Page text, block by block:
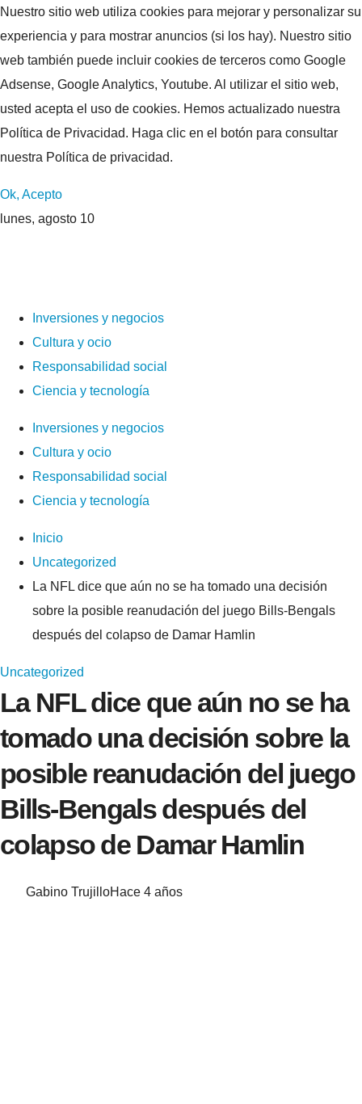
Nuestro sitio web utiliza cookies para mejorar y personalizar su
experiencia y para mostrar anuncios (si los hay). Nuestro sitio
web también puede incluir cookies de terceros como Google
Adsense, Google Analytics, Youtube. Al utilizar el sitio web,
usted acepta el uso de cookies. Hemos actualizado nuestra
Política de Privacidad. Haga clic en el botón para consultar
nuestra Política de privacidad.
Ok, Acepto
lunes, agosto 10
Inversiones y negocios
Cultura y ocio
Responsabilidad social
Ciencia y tecnología
Inversiones y negocios
Cultura y ocio
Responsabilidad social
Ciencia y tecnología
Inicio
Uncategorized
La NFL dice que aún no se ha tomado una decisión
sobre la posible reanudación del juego Bills-Bengals
después del colapso de Damar Hamlin
Uncategorized
La NFL dice que aún no se ha
tomado una decisión sobre la
posible reanudación del juego
Bills-Bengals después del
colapso de Damar Hamlin
Gabino TrujilloHace 4 años